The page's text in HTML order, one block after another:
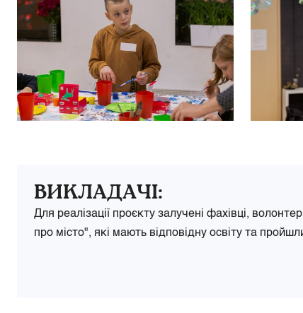
ВИКЛАДАЧІ:
Для реалізації проєкту залучені фахівці,
про місто", які мають відповідну освіту та